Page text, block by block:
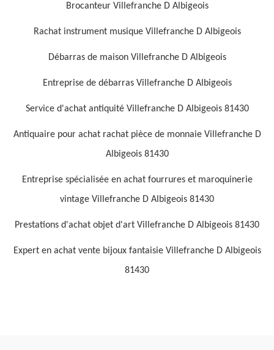
Brocanteur Villefranche D Albigeois
Rachat instrument musique Villefranche D Albigeois
Débarras de maison Villefranche D Albigeois
Entreprise de débarras Villefranche D Albigeois
Service d'achat antiquité Villefranche D Albigeois 81430
Antiquaire pour achat rachat pièce de monnaie Villefranche D
Albigeois 81430
Entreprise spécialisée en achat fourrures et maroquinerie
vintage Villefranche D Albigeois 81430
Prestations d'achat objet d'art Villefranche D Albigeois 81430
Expert en achat vente bijoux fantaisie Villefranche D Albigeois
81430